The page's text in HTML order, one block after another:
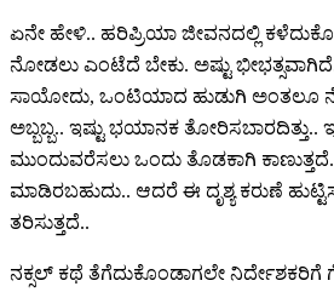
ಏನೇ ಹೇಳಿ.. ಹರಿಪ್ರಿಯಾ ಜೀವನದಲ್ಲಿ
ನೋಡಲು ಎಂಟೆದೆ ಬೇಕು. ಅಷ್ಟು
ಸಾಯೋದು, ಒಂಟಿಯಾದ ಹುಡುಗಿ ಅಂತಲೂ
ಅಬ್ಬಬ್ಬ.. ಇಷ್ಟು ಭಯಾನಕ ತೋರಿಸಬಾರದಿತ್ತು..
ಮುಂದುವರೆಸಲು ಒಂದು ತೊಡಕಾಗಿ
ಮಾಡಿರಬಹುದು.. ಆದರೆ ಈ ದೃಶ್ಯ ಕರುಣೆ
ತರಿಸುತ್ತದೆ..
ನಕ್ಸಲ್ ಕಥೆ ತೆಗೆದುಕೊಂಡಾಗಲೇ ನಿರ್ದೇಶಕರಿಗೆ